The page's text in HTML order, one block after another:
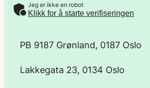
- Jeg er ikke en robot
Klikk for å starte verifiseringen
PB 9187 Grønland, 0187 Oslo
Lakkegata 23, 0134 Oslo